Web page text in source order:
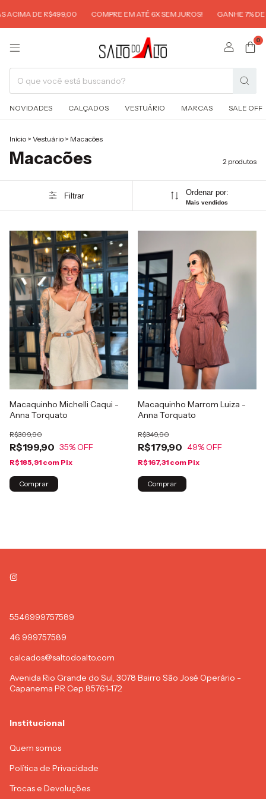
ACIMA DE R$499,00 COMPRE EM ATÉ 6X SEM JUROS! GANHE 7% DE
0
NOVIDADES CALÇADOS VESTUÁRIO MARCAS SALE OFF
Início > Vestuário > Macacões
Macacões 2 produtos
Filtrar Ordenar por:
Mais vendidos
Macaquinho Michelli Caqui -
Anna Torquato
R$199,90
R$309,90
35% OFF
R$185,91 com Pix
Comprar
Macaquinho Marrom Luiza -
Anna Torquato
R$179,90
R$349,90
49% OFF
R$167,31 com Pix
Comprar
5546999757589
46 999757589
calcados@saltodoalto.com
Avenida Rio Grande do Sul, 3078 Bairro São José Operário -
Capanema PR Cep 85761-172
Institucional
Quem somos
Política de Privacidade
Trocas e Devoluções